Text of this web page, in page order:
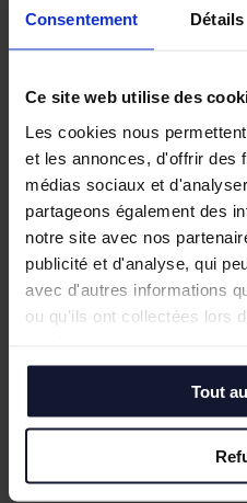
Consentement Détails
Ce site web utilise des
Les cookies nous
et les annonces, d'offrir des
médias sociaux et
partageons également des
notre site avec nos
publicité et d'analyse, qui
avec d'autres informations
ou qu'ils ont collectées lors
Tout